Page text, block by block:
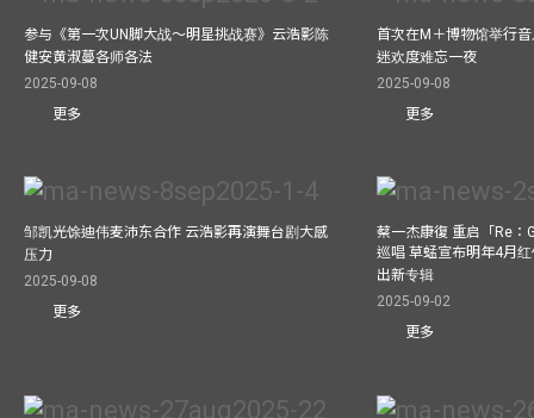
参与《第一次UN脚大战～明星挑战赛》云浩影陈
健安黄淑蔓各师各法
2025-09-08
更多
首次在M＋博物馆举行
迷欢度难忘一夜
2025-09-08
更多
邹凯光馀迪伟麦沛东合作 云浩影再演舞台剧大感
压力
2025-09-08
更多
蔡一杰康復 重启「Re：
巡唱 草蜢宣布明年4月
出新专辑
2025-09-02
更多